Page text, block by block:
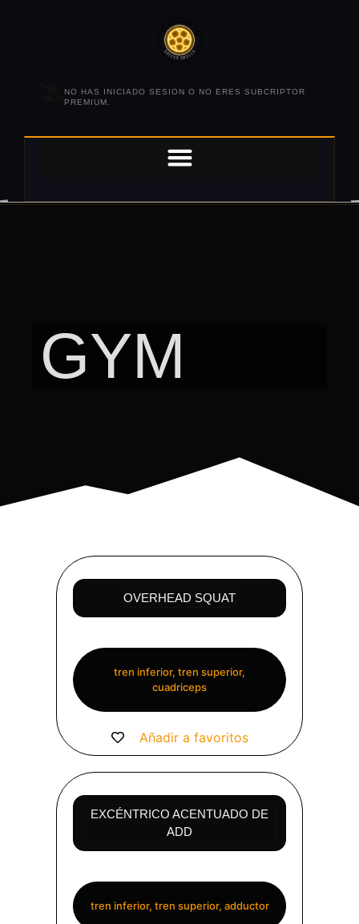
NO HAS INICIADO SESION O NO ERES SUBCRIPTOR
PREMIUM.
GYM
OVERHEAD SQUAT
tren inferior, tren superior,
cuadriceps
Añadir a favoritos
EXCÉNTRICO ACENTUADO DE
ADD
tren inferior, tren superior, adductor